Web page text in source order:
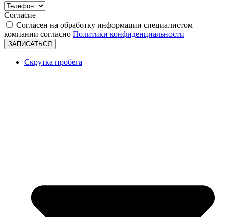
Согласие
Согласен на обработку информации специалистом
компании согласно Политики конфиденциальности
ЗАПИСАТЬСЯ
Скрутка пробега